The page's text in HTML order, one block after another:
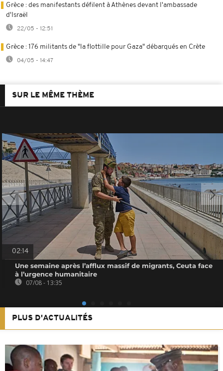
Grèce : des manifestants défilent à Athènes devant l'ambassade
d'Israël
22/05 - 12:51
Grèce : 176 militants de "la flottille pour Gaza" débarqués en Crète
04/05 - 14:47
SUR LE MÊME THÈME
02:14
Une semaine après l’afflux massif de migrants, Ceuta face
à l’urgence humanitaire
07/08 - 13:35
PLUS D'ACTUALITÉS